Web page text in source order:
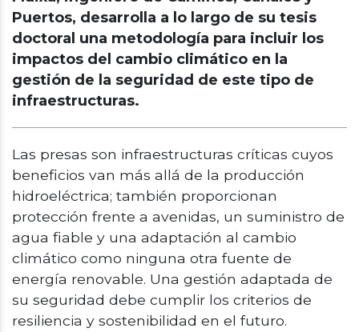
Puertos, desarrolla a lo largo de su tesis
doctoral una metodología para incluir los
impactos del cambio climático en la
gestión de la seguridad de este tipo de
infraestructuras.
Las presas son infraestructuras críticas cuyos
beneficios van más allá de la producción
hidroeléctrica; también proporcionan
protección frente a avenidas, un suministro de
agua fiable y una adaptación al cambio
climático como ninguna otra fuente de
energía renovable. Una gestión adaptada de
su seguridad debe cumplir los criterios de
resiliencia y sostenibilidad en el futuro.